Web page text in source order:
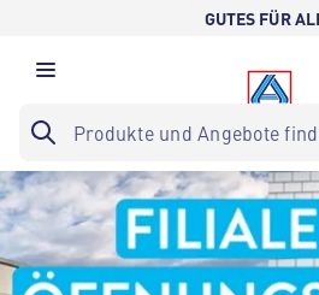
GUTES FÜR